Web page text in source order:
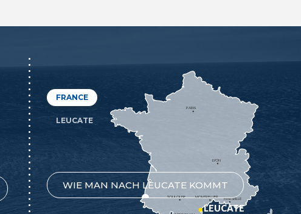
FRANCE
LEUCATE
WIE MAN NACH LEUCATE KOMMT
MONTPELLIER MARSEILLE
TOULOUSE
LYON
PARIS
LEUCATE